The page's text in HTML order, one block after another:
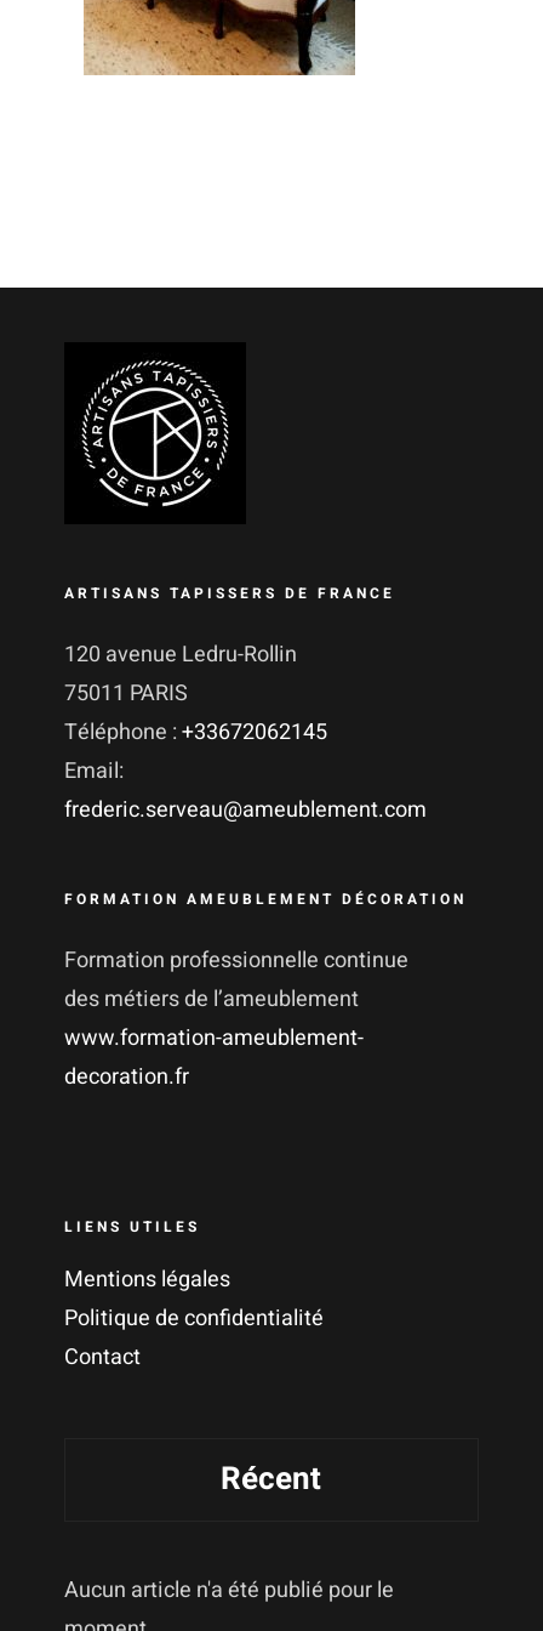
ARTISANS TAPISSERS DE FRANCE
120 avenue Ledru-Rollin
75011 PARIS
Téléphone :+33672062145
Email:
frederic.serveau@ameublement.com
FORMATION AMEUBLEMENT DÉCORATION
Formation professionnelle continue
des métiers de l’ameublement
www.formation-ameublement-
decoration.fr
LIENS UTILES
Mentions légales
Politique de confidentialité
Contact
Récent
Aucun article n'a été publié pour le